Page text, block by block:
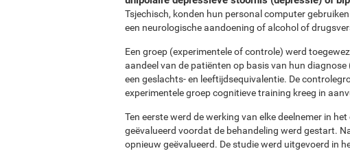
Tsjechisch, konden hun personal computer
een neurologische aandoening of alcohol of
Een groep (experimentele of controle) werd
aandeel van de patiënten op basis van hun
een geslachts- en leeftijdsequivalentie. De
experimentele groep cognitieve training kreeg in
Ten eerste werd de werking van elke deelnemer in
geëvalueerd voordat de behandeling werd gestart.
opnieuw geëvalueerd. De studie werd uitgevoerd in